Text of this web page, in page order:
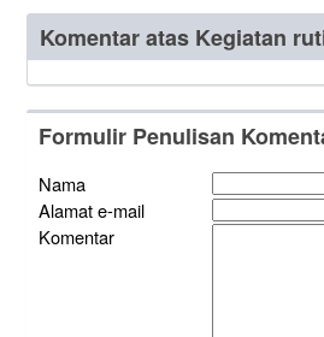
Komentar atas Kegiatan
Formulir Penulisan
Nama
Alamat e-mail
Komentar